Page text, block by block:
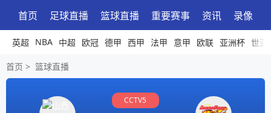
首页 足球直播 篮球直播 重要赛事 资讯 录像
英超 NBA 中超 欧冠 德甲 西甲 法甲 意甲 欧联 亚洲杯 世亚
首页 > 篮球直播
CCTV5